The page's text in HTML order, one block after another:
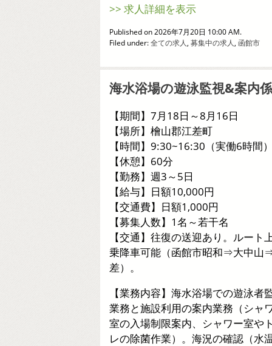
>> 求人詳細を表示
Published on 2026年7月20日 10:00 AM.
Filed under:全ての求人, 募集中の求人, 函館市
海水浴場の遊泳監視&案内係
【期間】7月18日～8月16日
【場所】檜山郡江差町
【時間】9:30~16:30（実働6時間
【休憩】60分
【勤務】週3～5日
【給与】日額10,000円
【交通費】日額1,000円
【募集人数】1名～若干名
【交通】往復の送迎あり。ルート
乗降車可能（函館市昭和⇒大中山
差）。
【業務内容】海水浴場での遊泳者
業務と施設利用の案内業務（シャ
室の入場制限案内、シャワー室や
レの除菌作業）。海況の確認（水